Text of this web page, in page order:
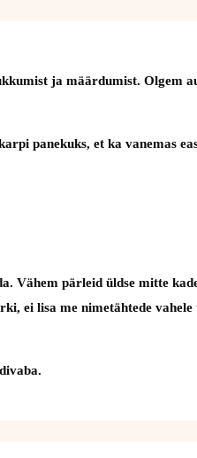
ja määrdumist. Olgem
panekuks, et ka vanemas
Vähem pärleid üldse mitte
ei lisa me nimetähtede